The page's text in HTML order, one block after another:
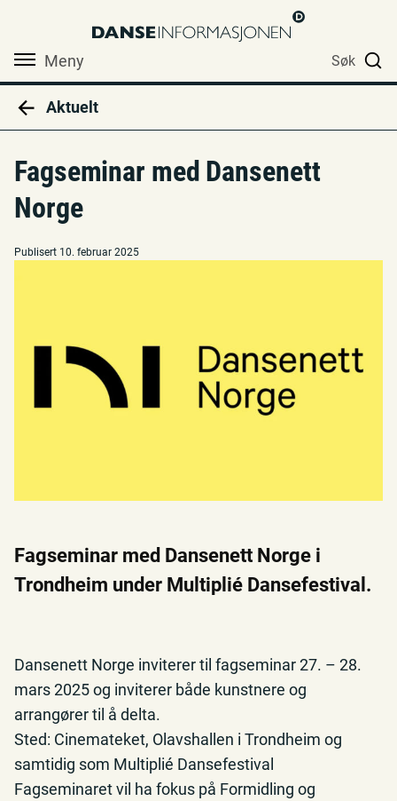
Meny Søk
Aktuelt
Fagseminar med Dansenett
Norge
Publisert 10. februar 2025
Fagseminar med Dansenett Norge i
Trondheim under Multiplié Dansefestival.
Dansenett Norge inviterer til fagseminar 27. – 28.
mars 2025 og inviterer både kunstnere og
arrangører til å delta.
Sted: Cinemateket, Olavshallen i Trondheim og
samtidig som Multiplié Dansefestival
Fagseminaret vil ha fokus på Formidling og